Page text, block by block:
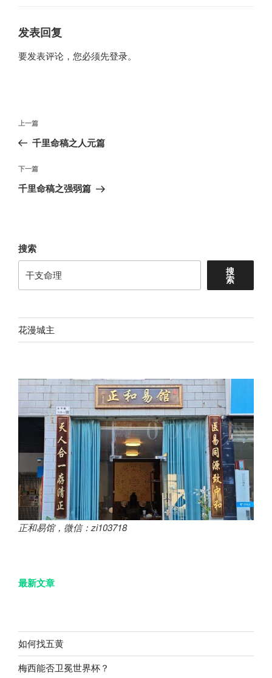
发表回复
要发表评论，您必须先登录。
文
导
航
上
一
文
章
上一篇
千里命稿之人元篇
下
一
下一篇
千里命稿之强弱篇
搜索
搜
索
花漫城主
正和易馆，微信：zi103718
最新文章
如何找五黄
梅西能否卫冕世界杯？